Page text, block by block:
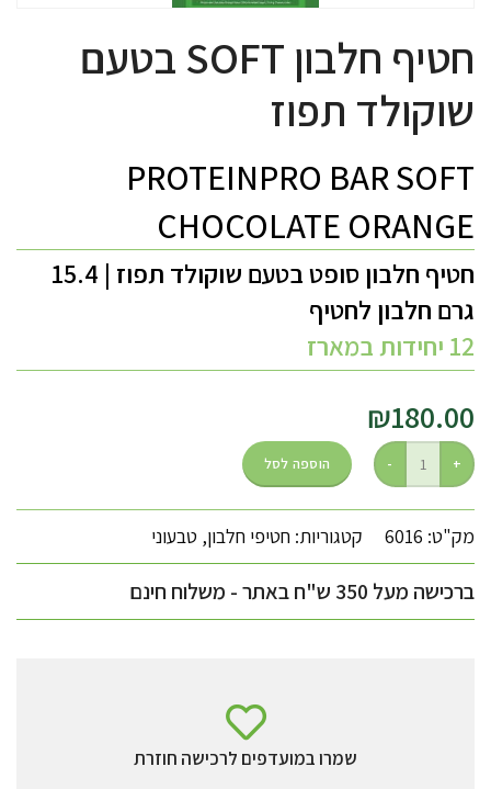
חטיף חלבון SOFT בטעם
שוקולד תפוז
PROTEINPRO BAR SOFT
CHOCOLATE ORANGE
חטיף חלבון סופט בטעם שוקולד תפוז |
גרם חלבון לחטיף
12 יחידות במארז
₪180.00
הוספה לסל
מק"ט: 6016 קטגוריות: חטיפי חלבון, טבעוני
ברכישה מעל 350 ש"ח באתר - משלוח חינם
שמרו במועדפים לרכישה חוזרת